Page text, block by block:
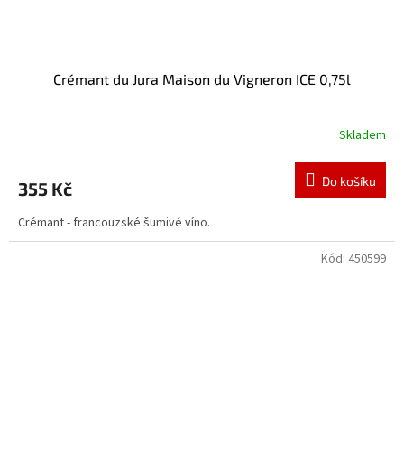
Crémant du Jura Maison du Vigneron ICE 0,75l
Skladem
355 Kč Do košíku
Crémant - francouzské šumivé víno.
Kód: 450599